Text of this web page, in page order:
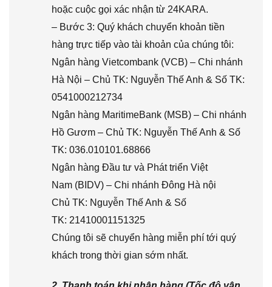
hoặc cuộc gọi xác nhận từ 24KARA.
– Bước 3: Quý khách chuyển khoản tiền
hàng trực tiếp vào tài khoản của chúng tôi:
Ngân hàng Vietcombank (VCB) – Chi nhánh
Hà Nội – Chủ TK: Nguyễn Thế Anh & Số TK:
0541000212734
Ngân hàng MaritimeBank (MSB) – Chi nhánh
Hồ Gươm – Chủ TK: Nguyễn Thế Anh & Số
TK: 036.010101.68866
Ngân hàng Đầu tư và Phát triển Việt
Nam (BIDV) – Chi nhánh Đông Hà nội
Chủ TK: Nguyễn Thế Anh & Số
TK: 21410001151325
Chúng tôi sẽ chuyển hàng miễn phí tới quý
khách trong thời gian sớm nhất.